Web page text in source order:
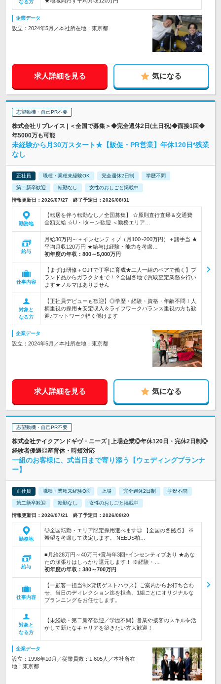
なる方
企業データ
設立：2024年5月／本社所在地：東京都
求人詳細を見る 気になる
志望動機・自己PR不要
株式会社リプレイス | ＜全国で募集＞◆完全週休2日(土日祝)◆面接1回◆
年5000万も可能
未経験から月30万スタート★【販促・PR営業】年休120日*残業
なし
正社員 職種・業種未経験OK 完全週休2日制 学歴不問
第二新卒歓迎 転勤なし 女性のおしごと掲載中
情報更新日：2026/07/27 終了予定日：2026/08/31
勤務地
【転居を伴う転勤なし／全国募集】 ☆原則直行直帰＆交通費
全額支給 ☆U・Iターン歓迎 ＜勤務エリア…
給与
月給30万円～＋インセンティブ（月100~200万円）＋諸手当 ★
平均月収120万円 ★給与は経験・能力を考慮…
初年度の年収： 800～5,000万円
仕事内容
【まずは研修＋OJTで丁寧に育成★二人一組のペアで働く】ブ
ランド品からガラクタまで！？全国各地で買取査定業務を行い
ます★ノルマはありません
対象と
なる方
【正社員デビューも歓迎】◎学歴・経験・資格・年齢不問！人
柄重視の採用★安定収入＆ライフワークバランス重視の方も歓
迎♪フットワーク軽く働けます
企業データ
設立：2024年5月／本社所在地：東京都
求人詳細を見る 気になる
志望動機・自己PR不要
株式会社テイクアンドギヴ・ニーズ | 上場企業◎年休120日・完休2日制◎
経験者優遇◎産育休・時短対応
一組のお客様に、式当日まで寄り添う【ウェディングプランナ
ー】
正社員 職種・業種未経験OK 上場 完全週休2日制 学歴不問
第二新卒歓迎 転勤なし 女性のおしごと掲載中
情報更新日：2026/07/21 終了予定日：2026/08/20
勤務地
◎全国転勤・エリア限定採用選べます◎ 【全国の各拠点】 ※
希望を考慮して決定します。 NEEDS柏…
給与
■月給28万円～40万円+賞与年3回+インセンティブあり ★あな
たの頑張りはしっかり還元します！ ※経験・…
初年度の年収： 380～700万円
仕事内容
【一顧客一担当制×貸切ゲストハウス】ご案内からお打ち合わ
せ、当日のディレクション迄を担当。1組ごとにオリジナルな
プランニングをお任せします。
対象と
なる方
【未経験・第二新卒歓迎／学歴不問】営業や接客のスキルを活
かして新たなキャリアを築きたい方大歓迎！
企業データ
設立：1998年10月／従業員数：1,605人／本社所在
地：東京都